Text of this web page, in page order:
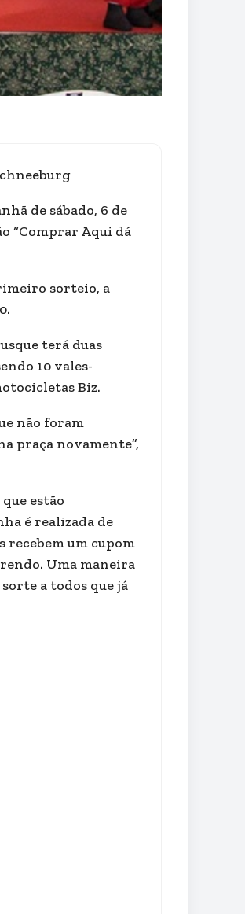
de sábado, 6 de
“Comprar Aqui dá
sorteio, a
terá duas
10 vales-
Biz.
não foram
praça novamente”,
estão
é realizada de
recebem um cupom
Uma maneira
a todos que já